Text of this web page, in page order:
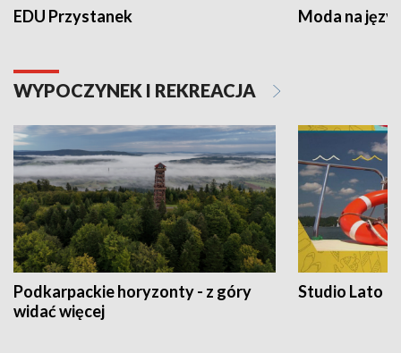
EDU Przystanek Moda na
WYPOCZYNEK I REKREACJA
Podkarpackie horyzonty - z góry
widać więcej
Studio Lato